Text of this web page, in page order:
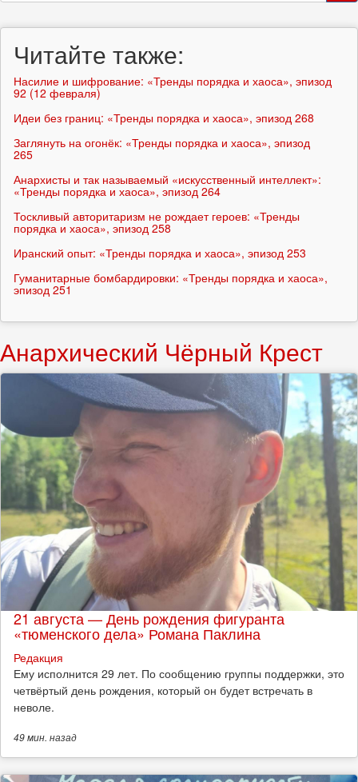
Читайте также:
Насилие и шифрование: «Тренды порядка и хаоса», эпизод
92 (12 февраля)
Идеи без границ: «Тренды порядка и хаоса», эпизод 268
Заглянуть на огонёк: «Тренды порядка и хаоса», эпизод
265
Анархисты и так называемый «искусственный интеллект»:
«Тренды порядка и хаоса», эпизод 264
Тоскливый авторитаризм не рождает героев: «Тренды
порядка и хаоса», эпизод 258
Иранский опыт: «Тренды порядка и хаоса», эпизод 253
Гуманитарные бомбардировки: «Тренды порядка и хаоса»,
эпизод 251
Анархический Чёрный Крест
21 августа — День рождения фигуранта
«тюменского дела» Романа Паклина
Редакция
Ему исполнится 29 лет. По сообщению группы поддержки, это
четвёртый день рождения, который он будет встречать в
неволе.
49 мин. назад